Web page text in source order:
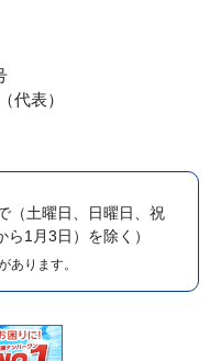
代表）
（土曜日、日曜日、祝
1月3日）を除く）
あります。